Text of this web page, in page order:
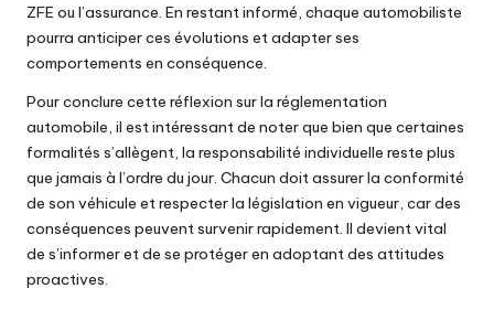
ZFE ou l’assurance. En restant informé, chaque automobiliste
pourra anticiper ces évolutions et adapter ses
comportements en conséquence.
Pour conclure cette réflexion sur la réglementation
automobile, il est intéressant de noter que bien que certaines
formalités s’allègent, la responsabilité individuelle reste plus
que jamais à l’ordre du jour. Chacun doit assurer la conformité
de son véhicule et respecter la législation en vigueur, car des
conséquences peuvent survenir rapidement. Il devient vital
de s’informer et de se protéger en adoptant des attitudes
proactives.